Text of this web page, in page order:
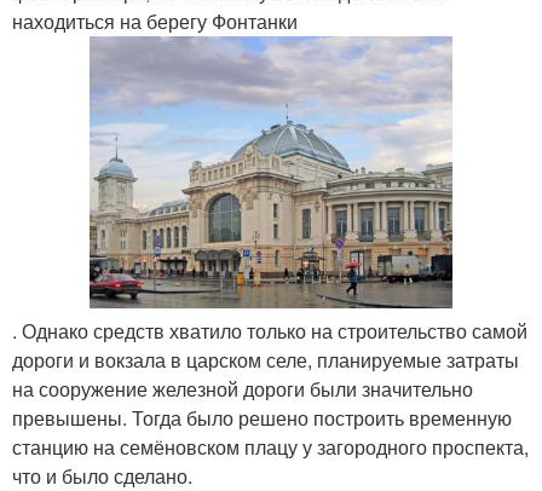
находиться на берегу Фонтанки
. Однако средств хватило только на строительство самой
дороги и вокзала в царском селе, планируемые затраты
на сооружение железной дороги были значительно
превышены. Тогда было решено построить временную
станцию на семёновском плацу у загородного проспекта,
что и было сделано.